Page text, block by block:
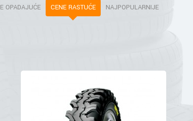
OPADAJUĆE CENE RASTUĆE NAJPOPULARNIJE